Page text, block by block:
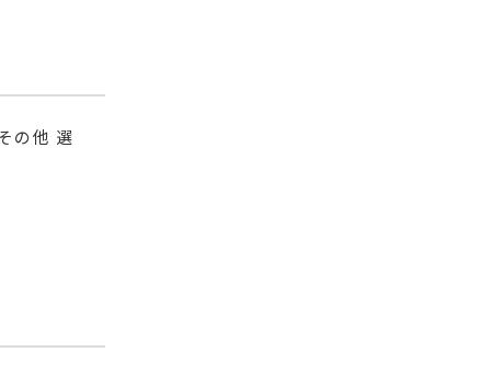
の他 選